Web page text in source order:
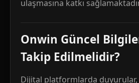
ulaşmasına katkı
Onwin Güncel
Takip Edilmelidir?
Dijital platformlarda duyurular,